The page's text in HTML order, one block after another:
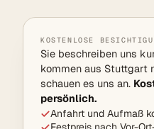
KOSTENLOSE
Sie beschreiben uns
kommen aus Stuttgart
schauen es uns an.
persönlich.
Anfahrt und Aufmaß